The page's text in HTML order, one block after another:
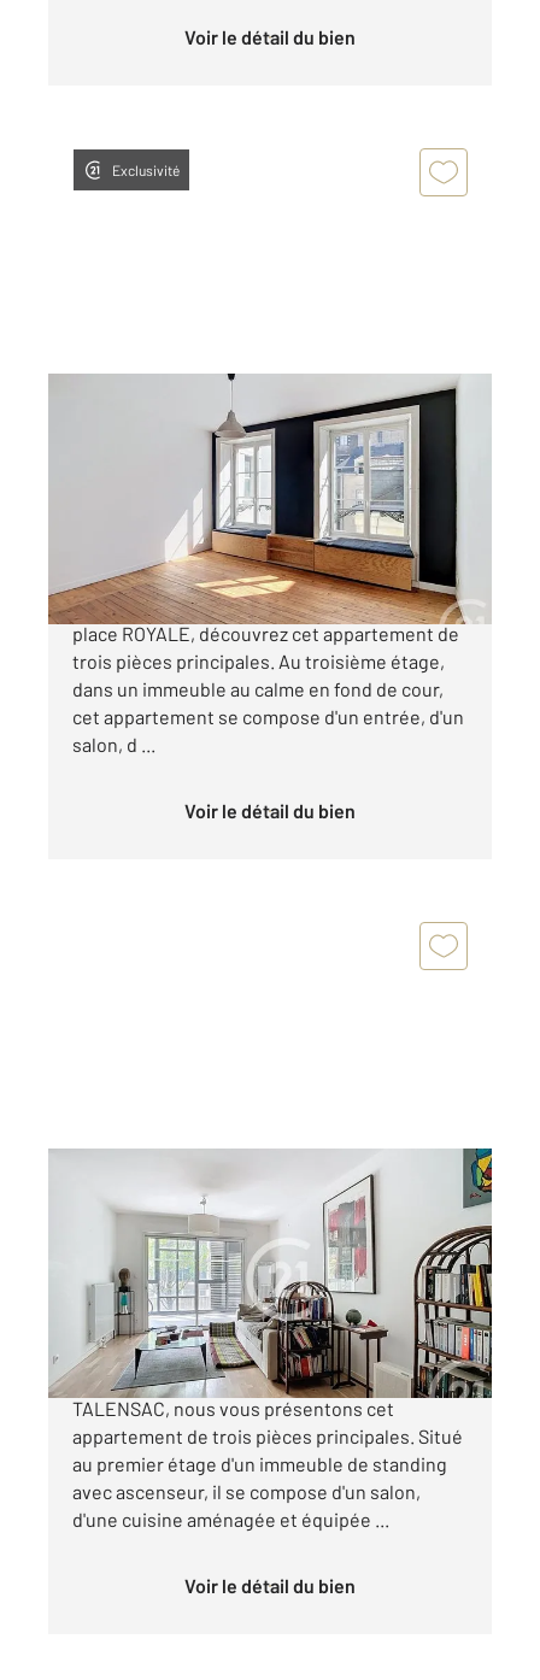
Voir le détail du bien
Exclusivité
, 3 pièces
Appartement T3 à vendre
244 260 €
NANTES - CINQUANTE OTAGE A deux pas de la
place ROYALE, découvrez cet appartement de
trois pièces principales. Au troisième étage,
dans un immeuble au calme en fond de cour,
cet appartement se compose d'un entrée, d'un
salon, d ...
Voir le détail du bien
62,46 m
, 3 pièces
Appartement T3 à vendre
299 250 €
NANTES - TALENSAC Au cœur du quartier de
TALENSAC, nous vous présentons cet
appartement de trois pièces principales. Situé
au premier étage d'un immeuble de standing
avec ascenseur, il se compose d'un salon,
d'une cuisine aménagée et équipée ...
Voir le détail du bien